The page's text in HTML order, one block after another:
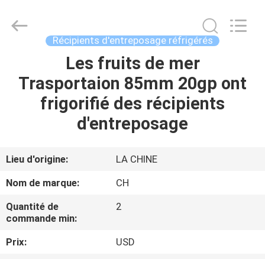
LA
MAISON
À
PROPOS
DE
NOUS
MOTORS
INDUSTRY
Récipients d'entreposage réfrigérés
Les fruits de mer
Trasportaion 85mm 20gp ont
frigorifié des récipients
d'entreposage
Lieu d'origine:
LA CHINE
Nom de marque:
CH
Quantité de
commande min:
2
Prix:
USD